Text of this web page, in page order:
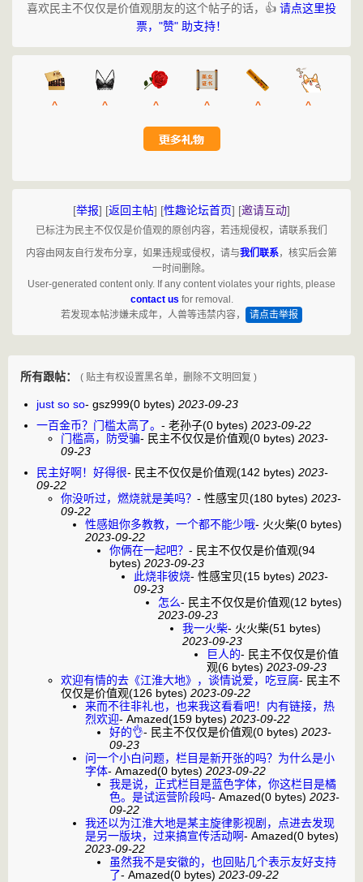
喜欢民主不仅仅是价值观朋友的这个帖子的话，👍 请点这里投
票，"赞" 助支持！
^ ^ ^ ^ ^ ^
[举报] [返回主帖] [性趣论坛首页] [邀请互动]
已标注为民主不仅仅是价值观的原创内容，若违规侵权，请联系我们
内容由网友自行发布分享，如果违规或侵权，请与我们联系，核实后会第
一时间删除。
User-generated content only. If any content violates your rights, please
contact us for removal.
若发现本帖涉嫌未成年，人兽等违禁内容，
请点击举报
所有跟帖： ( 贴主有权设置黑名单，删除不文明回复 )
just so so- gsz999(0 bytes) 2023-09-23
一百金币？门槛太高了。 - 老孙子(0 bytes) 2023-09-22
门槛高，防受骗- 民主不仅仅是价值观(0 bytes) 2023-
09-23
民主好啊！好得很- 民主不仅仅是价值观(142 bytes) 2023-
09-22
你没听过，燃烧就是美吗？ - 性感宝贝(180 bytes) 2023-
09-22
性感姐你多教教，一个都不能少哦- 火火柴(0 bytes)
2023-09-22
你俩在一起吧？ - 民主不仅仅是价值观(94
bytes) 2023-09-23
此烧非彼烧- 性感宝贝(15 bytes) 2023-
09-23
怎么- 民主不仅仅是价值观(12 bytes)
2023-09-23
我一火柴- 火火柴(51 bytes)
2023-09-23
巨人的- 民主不仅仅是价值
观(6 bytes) 2023-09-23
欢迎有情的去《江淮大地》，谈情说爱，吃豆腐- 民主不
仅仅是价值观(126 bytes) 2023-09-22
来而不往非礼也，也来我这看看吧！内有链接，热
烈欢迎- Amazed(159 bytes) 2023-09-22
好的👌- 民主不仅仅是价值观(0 bytes) 2023-
09-23
问一个小白问题，栏目是新开张的吗？为什么是小
字体- Amazed(0 bytes) 2023-09-22
我是说，正式栏目是蓝色字体，你这栏目是橘
色。是试运营阶段吗- Amazed(0 bytes) 2023-
09-22
我还以为江淮大地是某主旋律影视剧，点进去发现
是另一版块，过来搞宣传活动啊- Amazed(0 bytes)
2023-09-22
虽然我不是安徽的，也回贴几个表示友好支持
了- Amazed(0 bytes) 2023-09-22